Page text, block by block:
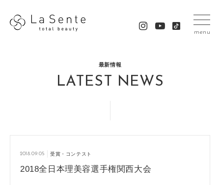
menu
最新情報
LATEST NEWS
2018.09.05 受賞・コンテスト
2018全日本理美容選手権関西大会